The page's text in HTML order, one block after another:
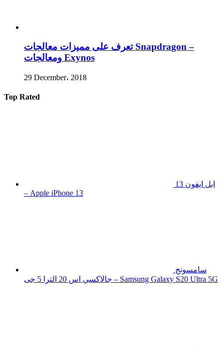
تعرف على مميزات معالجات Snapdragon –
ومعالجات Exynos
29 December، 2018
Top Rated
ابل ايفون 13
– Apple iPhone 13
سامسونج
جالاكسي اس 20 الترا 5 جى – Samsung Galaxy S20 Ultra 5G